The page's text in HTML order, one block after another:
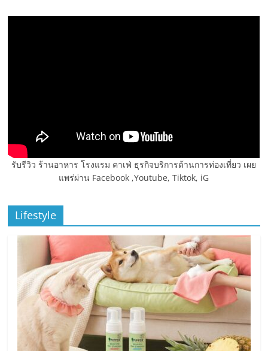
รับรีวิว ร้านอาหาร โรงแรม คาเฟ่ ธุรกิจบริการด้านการท่องเที่ยว เผย
แพร่ผ่าน Facebook ,Youtube, Tiktok, iG
Lifestyle